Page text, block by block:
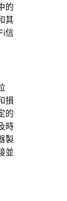
的
其
信
損
的
時
製
並